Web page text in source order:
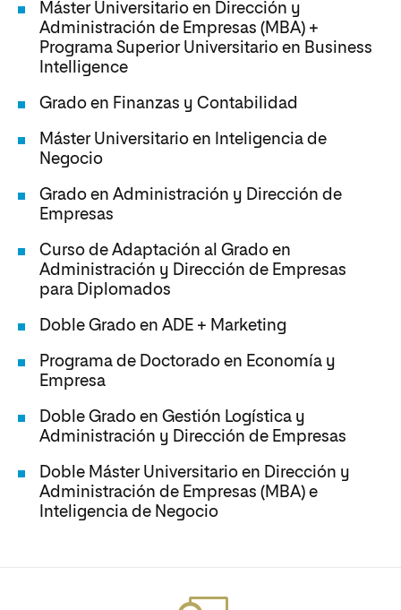
Máster Universitario en Dirección y
Administración de Empresas (MBA) +
Programa Superior Universitario en Business
Intelligence
Grado en Finanzas y Contabilidad
Máster Universitario en Inteligencia de
Negocio
Grado en Administración y Dirección de
Empresas
Curso de Adaptación al Grado en
Administración y Dirección de Empresas
para Diplomados
Doble Grado en ADE + Marketing
Programa de Doctorado en Economía y
Empresa
Doble Grado en Gestión Logística y
Administración y Dirección de Empresas
Doble Máster Universitario en Dirección y
Administración de Empresas (MBA) e
Inteligencia de Negocio